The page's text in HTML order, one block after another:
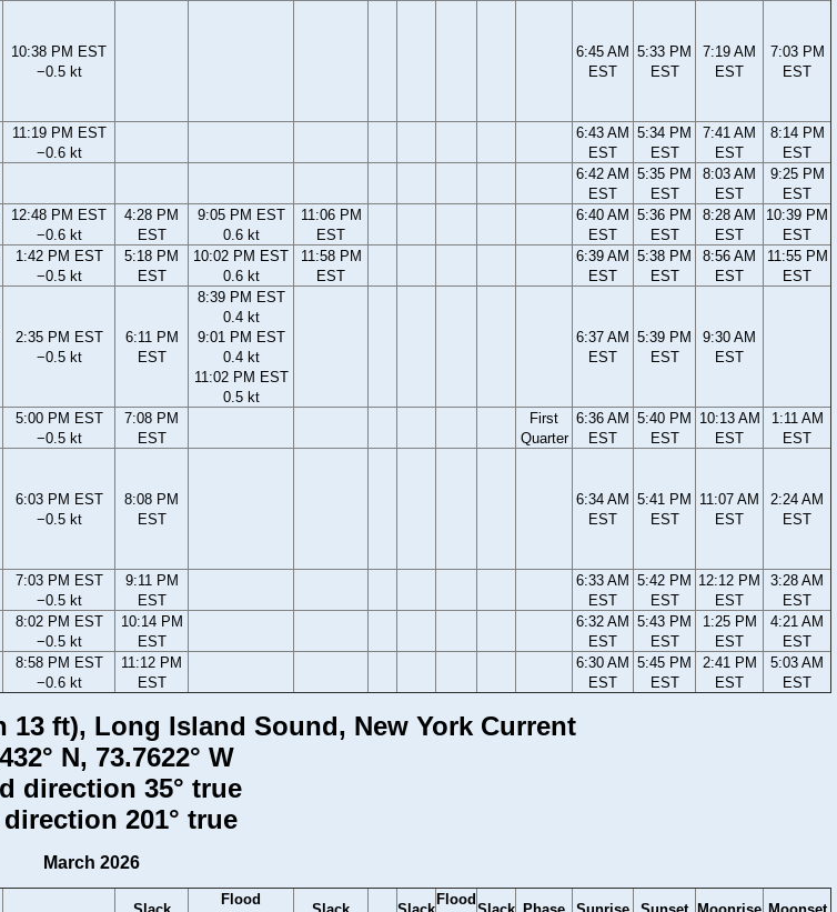
10:38 PM EST
−0.5 kt
6:45 AM
EST
5:33 PM
EST
7:19 AM
EST
7:03 PM
EST
11:19 PM EST
−0.6 kt
6:43 AM
EST
5:34 PM
EST
7:41 AM
EST
8:14 PM
EST
6:42 AM
EST
5:35 PM
EST
8:03 AM
EST
9:25 PM
EST
12:48 PM EST
−0.6 kt
4:28 PM
EST
9:05 PM EST
0.6 kt
11:06 PM
EST
6:40 AM
EST
5:36 PM
EST
8:28 AM
EST
10:39 PM
EST
1:42 PM EST
−0.5 kt
5:18 PM
EST
10:02 PM EST
0.6 kt
11:58 PM
EST
6:39 AM
EST
5:38 PM
EST
8:56 AM
EST
11:55 PM
EST
2:35 PM EST
−0.5 kt
6:11 PM
EST
8:39 PM EST
0.4 kt
9:01 PM EST
0.4 kt
11:02 PM EST
0.5 kt
6:37 AM
EST
5:39 PM
EST
9:30 AM
EST
5:00 PM EST
−0.5 kt
7:08 PM
EST
First
Quarter
6:36 AM
EST
5:40 PM
EST
10:13 AM
EST
1:11 AM
EST
6:03 PM EST
−0.5 kt
8:08 PM
EST
6:34 AM
EST
5:41 PM
EST
11:07 AM
EST
2:24 AM
EST
7:03 PM EST
−0.5 kt
9:11 PM
EST
6:33 AM
EST
5:42 PM
EST
12:12 PM
EST
3:28 AM
EST
8:02 PM EST
−0.5 kt
10:14 PM
EST
6:32 AM
EST
5:43 PM
EST
1:25 PM
EST
4:21 AM
EST
8:58 PM EST
−0.6 kt
11:12 PM
EST
6:30 AM
EST
5:45 PM
EST
2:41 PM
EST
5:03 AM
EST
ft), Long Island Sound, New York Current
N, 73.7622° W
direction 35° true
201° true
March 2026
Flood Flood